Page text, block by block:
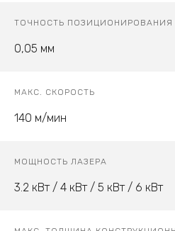
ТОЧНОСТЬ ПОЗИЦИОНИРОВАНИЯ
0,05 мм
МАКС. СКОРОСТЬ
140 м/мин
МОЩНОСТЬ ЛАЗЕРА
3.2 кВт / 4 кВт / 5 кВт / 6 кВт